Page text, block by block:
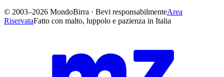
© 2003–2026 MondoBirra · Bevi responsabilmenteArea
RiservataFatto con malto, luppolo e pazienza in Italia